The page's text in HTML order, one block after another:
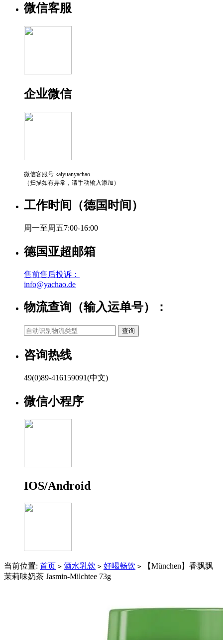
微信客服
企业微信
微信客服号 kaiyuanyachao
（扫描如有异常，请手动输入添加）
工作时间（德国时间）
周一至周五7:00-16:00
德国亚超邮箱
售前售后投诉：
info@yachao.de
物流查询（输入运单号）：
咨询热线
49(0)89-416159091(中文)
微信小程序
IOS/Android
当前位置: 首页 > 酒水乳饮 > 好喝畅饮 > 【München】香飘飘
茉莉味奶茶 Jasmin-Milchtee 73g